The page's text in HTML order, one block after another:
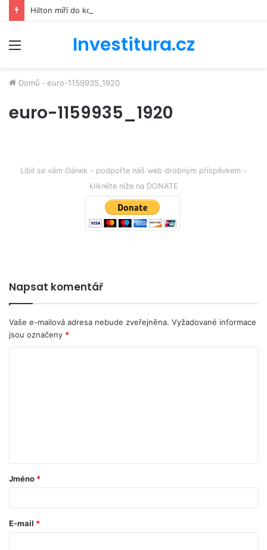
Investitura.cz
Domů - euro-1159935_1920
euro-1159935_1920
Líbil se vám článek - podpořte náš web drobným příspěvkem -
klikněte níže na DONATE
Napsat komentář
Vaše e-mailová adresa nebude zveřejněna. Vyžadované informace
jsou označeny *
Jméno *
E-mail *